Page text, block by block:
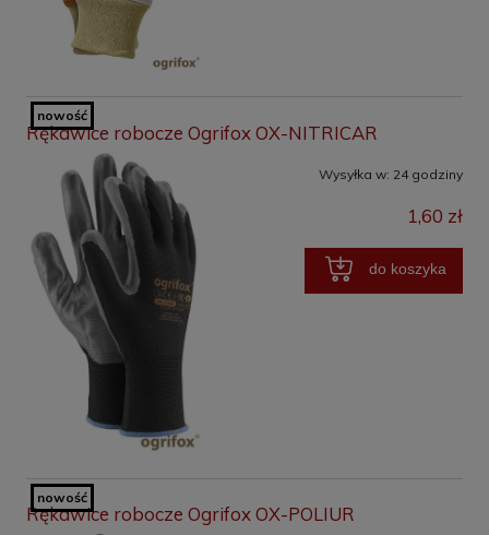
Rękawice robocze Ogrifox OX-NITRICAR
Wysyłka w: 24 godziny
1,60 zł
do koszyka
nowość
Rękawice robocze Ogrifox OX-POLIUR
nowość